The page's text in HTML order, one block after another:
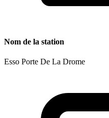
Nom de la station
Esso Porte De La Drome